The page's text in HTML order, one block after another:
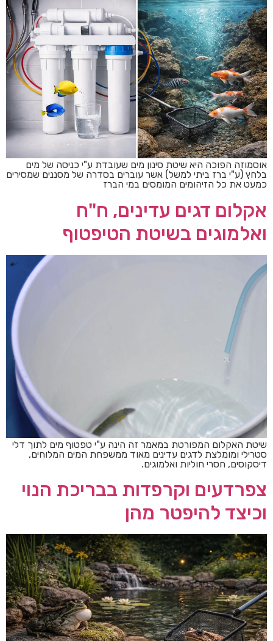
אוסמוזה הפוכה היא שיטת סינון מים שעובדת ע"י כניסה של מים
בלחץ (ע"י ברז ביתי למשל) אשר עוברים בסדרה של מסננים שמסירים
כמעט את כל הזיהומים המומסים במי הברז
אקלום דגים עדינים, ח"ח
ואלמוגים בשיטת הטיפטוף
שיטת האקלום המפורטת במאמר זה הינה ע"י טפטוף מים לתוך דלי
סטרילי ומומלצת לדגים עדינים מאוד ממשפחת המים המלוחים,
דיסקוסים, חסרי חוליות ואלמוגים.
צפרדעים וקרפדות בבריכת הנוי
וכיצד להיפטר מהן